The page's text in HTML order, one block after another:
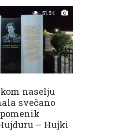
51.5K
naselju
svečano
– Hujki